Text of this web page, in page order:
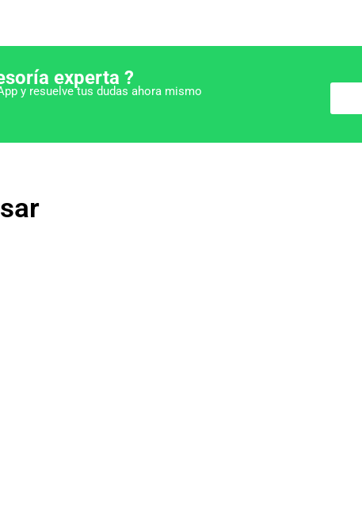
experta ?
y resuelve tus dudas ahora mismo